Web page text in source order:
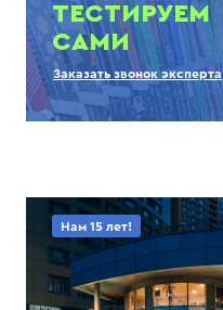
ТЕСТИРУЕМ
САМИ
Заказать звонок эксперта
Нам 15 лет!